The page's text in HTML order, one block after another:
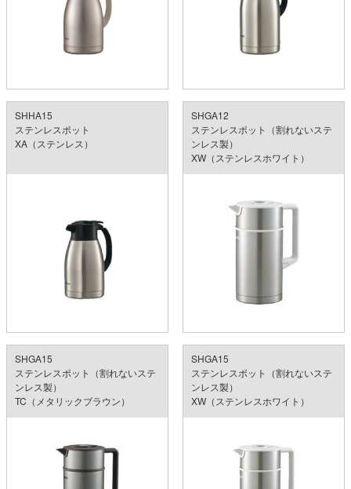
SHHA15
ステンレスポット
XA（ステンレス）
SHGA12
ステンレスポット（割れないステ
ンレス製）
XW（ステンレスホワイト）
SHGA15
ステンレスポット（割れないステ
ンレス製）
TC（メタリックブラウン）
SHGA15
ステンレスポット（割れないステ
ンレス製）
XW（ステンレスホワイト）